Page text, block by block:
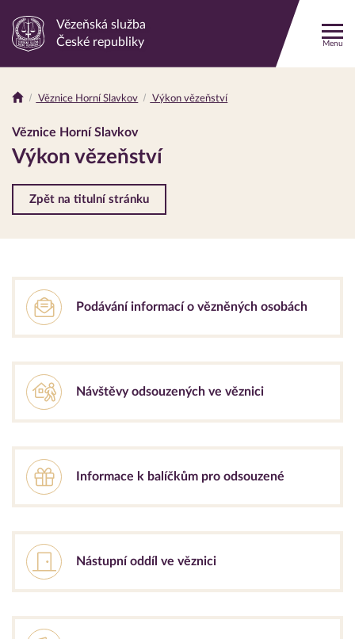
Odkaz
stránku
Vězeňská služba
České republiky
Menu
Drobečková
navigace
Věznice Horní Slavkov Výkon vězeňství
Věznice Horní Slavkov
Výkon vězeňství
Zpět na titulní stránku
Podávání informací o vězněných osobách
Návštěvy odsouzených ve věznici
Informace k balíčkům pro odsouzené
Nástupní oddíl ve věznici